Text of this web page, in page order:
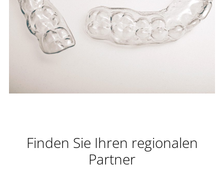
Finden Sie Ihren regionalen
Partner